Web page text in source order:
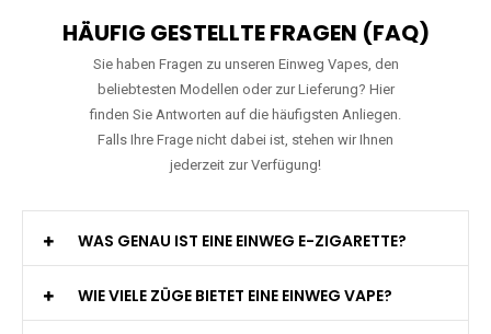
HÄUFIG GESTELLTE FRAGEN (FAQ)
Sie haben Fragen zu unseren Einweg Vapes, den
beliebtesten Modellen oder zur Lieferung? Hier
finden Sie Antworten auf die häufigsten Anliegen.
Falls Ihre Frage nicht dabei ist, stehen wir Ihnen
jederzeit zur Verfügung!
WAS GENAU IST EINE EINWEG E-ZIGARETTE?
WIE VIELE ZÜGE BIETET EINE EINWEG VAPE?